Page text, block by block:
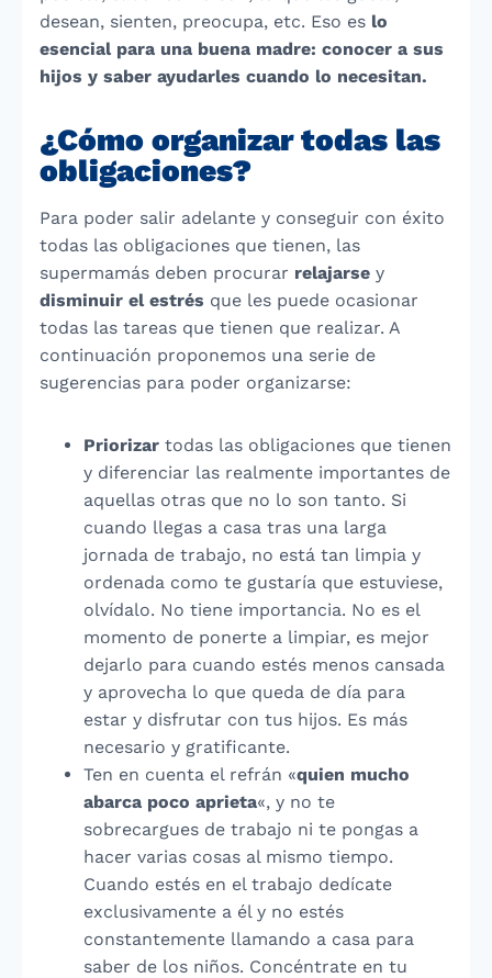
desean, sienten, preocupa, etc. Eso es lo
esencial para una buena madre: conocer a sus
hijos y saber ayudarles cuando lo necesitan.
¿Cómo organizar todas las
obligaciones?
Para poder salir adelante y conseguir con éxito
todas las obligaciones que tienen, las
supermamás deben procurar relajarse y
disminuir el estrés que les puede ocasionar
todas las tareas que tienen que realizar. A
continuación proponemos una serie de
sugerencias para poder organizarse:
Priorizar todas las obligaciones que tienen
y diferenciar las realmente importantes de
aquellas otras que no lo son tanto. Si
cuando llegas a casa tras una larga
jornada de trabajo, no está tan limpia y
ordenada como te gustaría que estuviese,
olvídalo. No tiene importancia. No es el
momento de ponerte a limpiar, es mejor
dejarlo para cuando estés menos cansada
y aprovecha lo que queda de día para
estar y disfrutar con tus hijos. Es más
necesario y gratificante.
Ten en cuenta el refrán «quien mucho
abarca poco aprieta«, y no te
sobrecargues de trabajo ni te pongas a
hacer varias cosas al mismo tiempo.
Cuando estés en el trabajo dedícate
exclusivamente a él y no estés
constantemente llamando a casa para
saber de los niños. Concéntrate en tu